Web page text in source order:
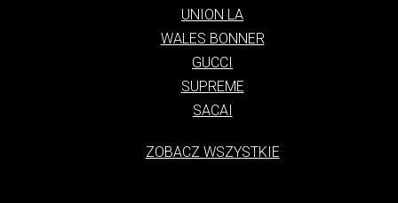
UNION LA
WALES BONNER
GUCCI
SUPREME
SACAI
ZOBACZ WSZYSTKIE